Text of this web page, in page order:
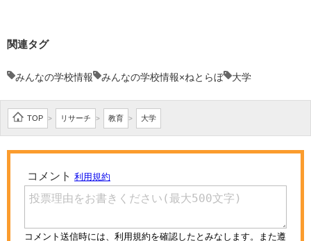
関連タグ
みんなの学校情報 みんなの学校情報×ねとらぼ 大学
TOP > リサーチ > 教育 > 大学